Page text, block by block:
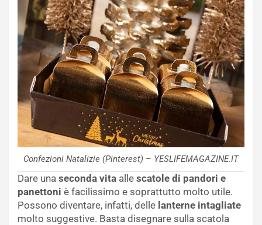
Confezioni Natalizie (Pinterest) – YESLIFEMAGAZINE.IT
Dare una seconda vita alle scatole di pandori e
panettoni è facilissimo e soprattutto molto utile.
Possono diventare, infatti, delle lanterne intagliate
molto suggestive. Basta disegnare sulla scatola